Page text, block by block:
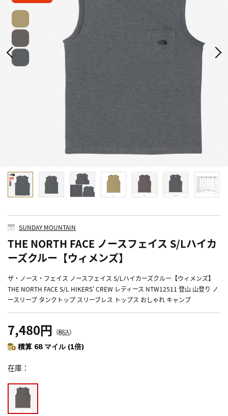
SUNDAY MOUNTAIN
THE NORTH FACE ノースフェイス S/Lハイカ
ーズクルー【ウィメンズ】
ザ・ノース・フェイス ノースフェイス S/Lハイカーズクルー【ウィメンズ】
THE NORTH FACE S/L HIKERS' CREW レディース NTW12511 登山 山登り ノ
ースリーブ タンクトップ スリーブレス トップス おしゃれ キャンプ
7,480円 （税込）
積算 68 マイル (1倍)
在庫